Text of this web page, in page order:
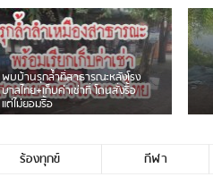
หนุ่มเจียงฮายจ่ม พบถังน้ำดื่มตก
กลางถนน รถเครื่องหลบไม่ทันล้ม
บาดเจ็บ
ร้องทุกข์ กีฬา